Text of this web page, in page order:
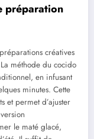
préparation
créatives
méthode du cocido
en infusant
minutes. Cette
et permet d’ajuster
le maté glacé,